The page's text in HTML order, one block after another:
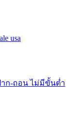
usa
าก-ถอน ไม่มีขั้นต่ำ